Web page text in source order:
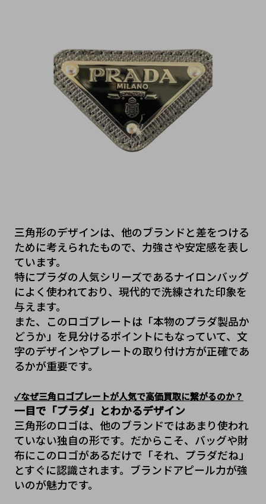
三角形のデザインは、他のブランドと差をつける
ために考えられたもので、力強さや安定感を表し
ています。
特にプラダの人気シリーズであるナイロンバッグ
によく使われており、現代的で洗練された印象を
与えます。
また、このロゴプレートは「本物のプラダ製品か
どうか」を見分けるポイントにもなっていて、文
字のデザインやプレートの取り付け方が正確であ
るかが重要です。
✓なぜ三角ロゴプレートが人気で高価買取に繋がるのか？
一目で「プラダ」とわかるデザイン
三角形のロゴは、他のブランドではあまり使われ
ていない独自の形です。だからこそ、バッグや財
布にこのロゴがあるだけで「それ、プラダだね」
とすぐに認識されます。ブランドアピール力が強
いのが魅力です。